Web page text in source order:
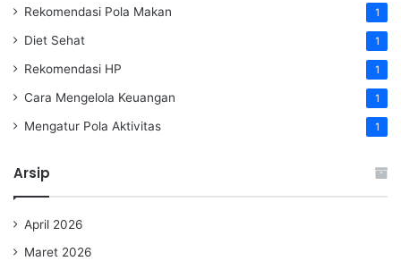
Rekomendasi Pola Makan 1
Diet Sehat 1
Rekomendasi HP 1
Cara Mengelola Keuangan 1
Mengatur Pola Aktivitas 1
Arsip
April 2026
Maret 2026